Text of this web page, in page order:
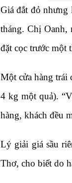
Giá đắt đỏ nhưng
tháng. Chị Oanh,
đặt cọc trước một
Một cửa hàng trái
4 kg một quả).
hàng, khách đều
Lý giải giá sầu
Thơ, cho biết do